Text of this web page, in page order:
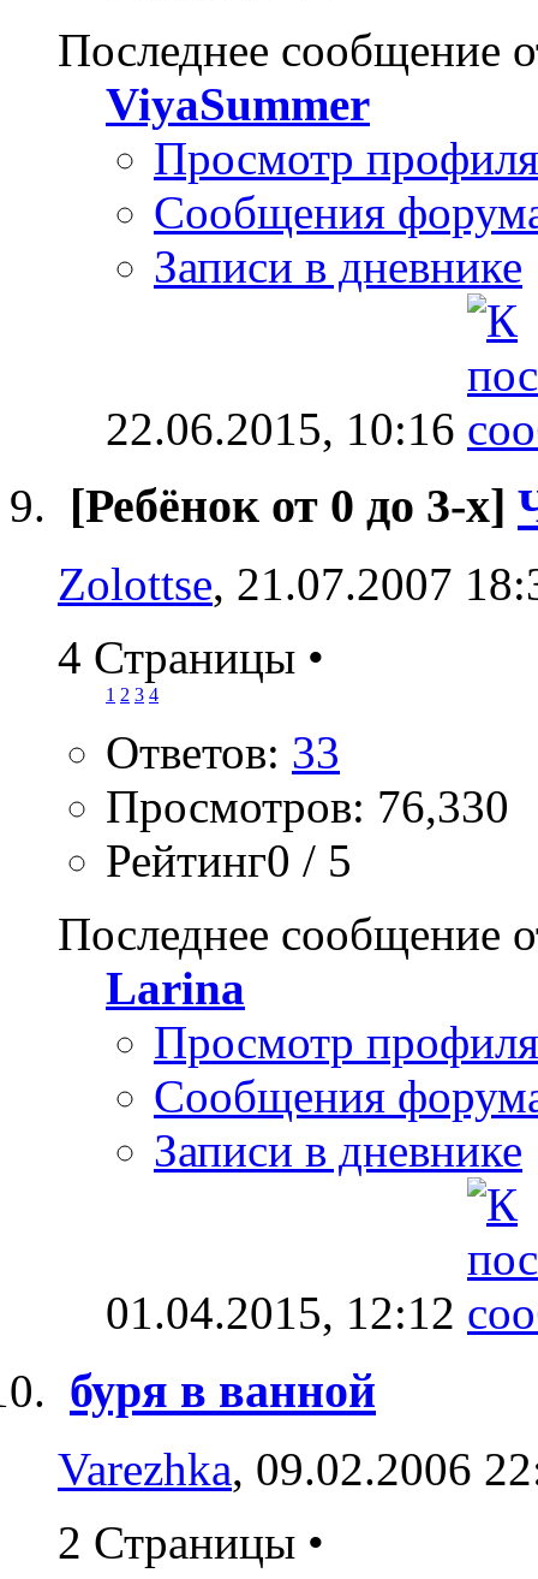
Последнее сообщение
ViyaSummer
Просмотр профиля
Сообщения
Записи в дневнике
22.06.2015, 10:16
[Ребёнок от 0 до 3-х]
Zolottse, 21.07.2007
4 Страницы •
1 2 3 4
Ответов: 33
Просмотров: 76,330
Рейтинг0 / 5
Последнее сообщение
Larina
Просмотр профиля
Сообщения
Записи в дневнике
01.04.2015, 12:12
буря в ванной
Varezhka, 09.02.2006
2 Страницы •